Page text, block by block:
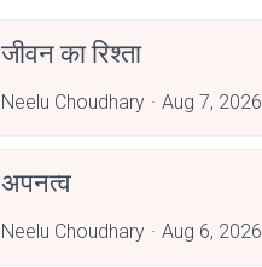
जीवन का रिश्ता
Neelu Choudhary Aug 7, 2026
अपनत्व
Neelu Choudhary Aug 6, 2026